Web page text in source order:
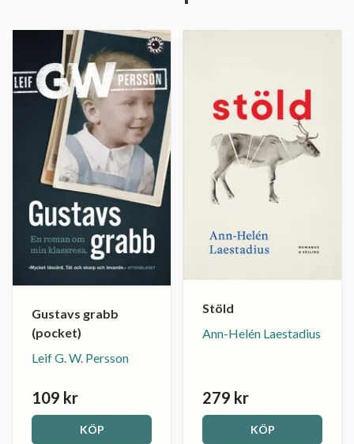
Gustavs grabb
(pocket)
Leif G. W. Persson
109 kr
KÖP
Stöld
Ann-Helén Laestadius
279 kr
KÖP